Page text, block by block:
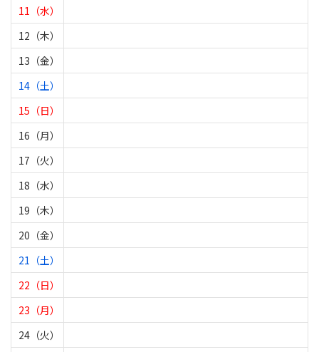
11（水）
12（木）
13（金）
14（土）
15（日）
16（月）
17（火）
18（水）
19（木）
20（金）
21（土）
22（日）
23（月）
24（火）